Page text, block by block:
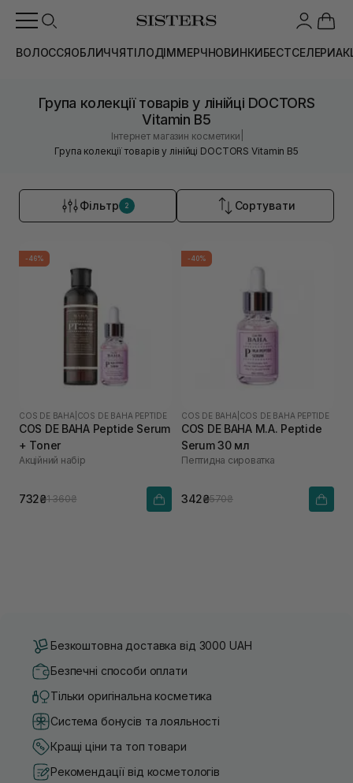
ВОЛОССЯОБЛИЧЧЯТІЛОДІММЕРЧНОВИНКИБЕСТСЕЛЕРИ
Група колекції товарів у лінійці DOCTORS
Vitamin B5
Інтернет магазин косметики
Група колекції товарів у лінійці DOCTORS Vitamin B5
Фільтр 2 Сортувати
-46%
COS DE BAHA COS DE BAHA PEPTIDE
COS DE BAHA Peptide Serum
+ Toner
Акційний набір
732₴1 360₴
-40%
COS DE BAHA COS DE BAHA PEPTIDE
COS DE BAHA M.A. Peptide
Serum 30 мл
Пептидна сироватка
342₴570₴
Безкоштовна доставка від 3000 UAH
Безпечні способи оплати
Тільки оригінальна косметика
Система бонусів та лояльності
Кращі ціни та топ товари
Рекомендації від косметологів